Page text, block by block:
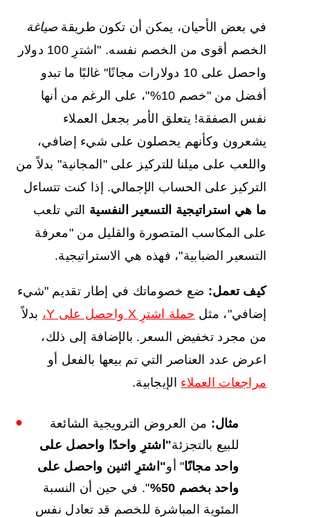
في بعض الأحيان، يمكن أن تكون طريقة صياغة
الخصم أقوى من الخصم نفسه. "اشترِ 100 دولار
واحصل على 10 دولارات مجانًا" غالبًا ما تبدو
أفضل من "خصم 10%"، على الرغم من أنها
نفس الصفقة! يتعلق الأمر بجعل العملاء
يشعرون وكأنهم يحصلون على شيء إضافي،
واللعب على ميلنا للتركيز على "المجانية" بدلاً من
التركيز على الحساب الإجمالي. إذا كنت تتساءل
ما هي استراتيجية التسعير النفسية التي تلعب
على المكاسب المتصورة والقليل من "معرفة
التسعير الضبابية"، فهذه هي الاستراتيجية.
كيف تعمل: ضع خصوماتك في إطار تقديم "شيء
إضافي"، مثل حملة اشترِ X واحصل على Y،
بدلاً
من مجرد تخفيض السعر. بالإضافة إلى ذلك،
اعرض عدد العناصر التي تم بيعها بالفعل أو
مراجعات العملاء الإيجابية.
مثال: من العروض الترويجية الشائعة
للبيع بالتجزئة"اشترِ واحدًا واحصل على
واحد مجانًا" أو"اشترِ اثنين واحصل على
واحد بخصم 50%
". في حين أن النسبة
المئوية المباشرة للخصم قد تعادل نفس